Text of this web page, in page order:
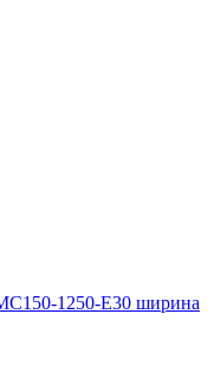
1250-E30 ширина